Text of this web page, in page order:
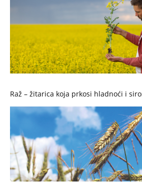
Raž – žitarica koja prkosi hladnoći i